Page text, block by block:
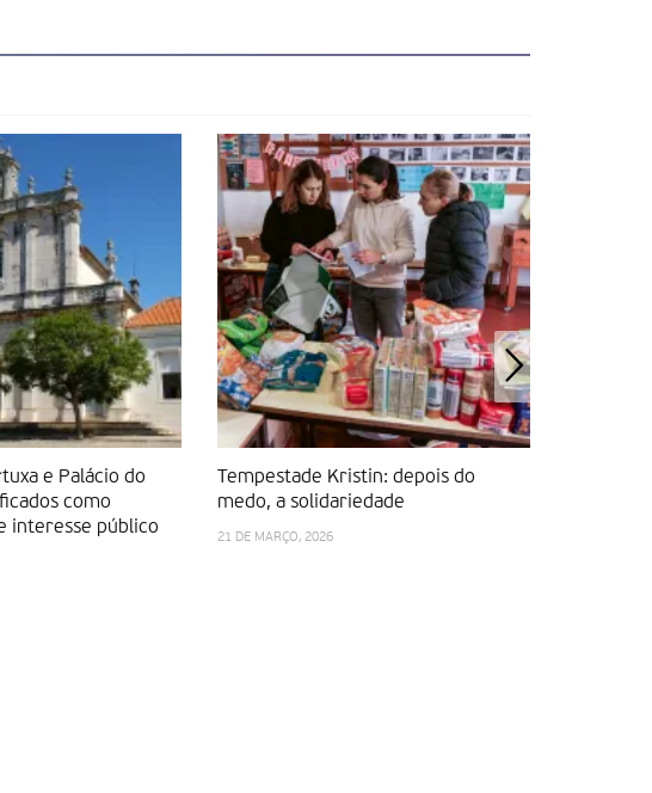
e Palácio do
como
interesse público
Tempestade Kristin: depois do
medo, a solidariedade
21 DE MARÇO, 2026